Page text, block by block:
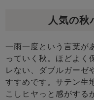
人気の秋
一雨一度という言葉が
っていく秋。ほどよく
レない、ダブルガーゼ
すすめです。サテン生
こしヒヤっと感がする